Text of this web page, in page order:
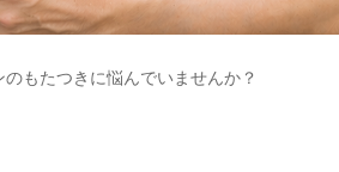
もたつきに悩んでいませんか？